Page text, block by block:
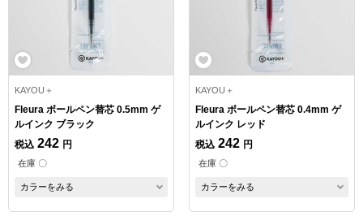
KAYOU＋
Fleura ボールペン替芯 0.5mm ゲ
ルインク ブラック
税込 242 円
在庫 〇
カラーをみる
KAYOU＋
Fleura ボールペン替芯 0.4mm ゲ
ルインク レッド
税込 242 円
在庫 〇
カラーをみる